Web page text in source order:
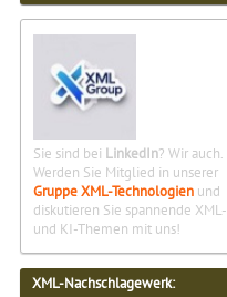
Sie sind bei LinkedIn? Wir auch.
Werden Sie Mitglied in unserer
Gruppe XML-Technologien und
diskutieren Sie spannende XML-
und KI-Themen mit uns!
XML-Nachschlagewerk: